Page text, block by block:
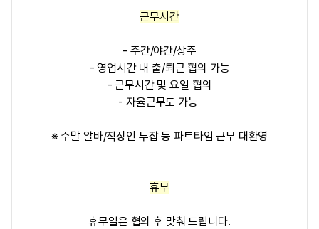
근무시간
- 주간/야간/상주
- 영업시간 내 출/퇴근 협의 가능
- 근무시간 및 요일 협의
- 자율근무도 가능
※ 주말 알바/직장인 투잡 등파트타임 근무 대환영
휴무
휴무일은 협의 후 맞춰 드립니다.